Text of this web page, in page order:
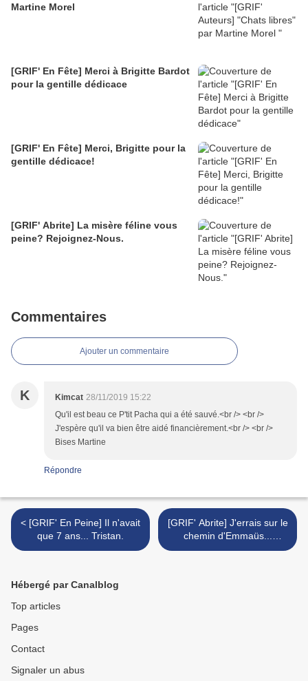
Martine Morel
[GRIF' En Fête] Merci à Brigitte Bardot
pour la gentille dédicace
[GRIF' En Fête] Merci, Brigitte pour la
gentille dédicace!
[GRIF' Abrite] La misère féline vous
peine? Rejoignez-Nous.
Commentaires
Ajouter un commentaire
K Kimcat 28/11/2019 15:22
Qu'il est beau ce P'tit Pacha qui a été sauvé.<br /> <br />
J'espère qu'il va bien être aidé financièrement.<br /> <br />
Bises Martine
Répondre
< [GRIF' En Peine] Il n'avait
que 7 ans... Tristan.
[GRIF' Abrite] J'errais sur le
chemin d'Emmaüs...
Papuche. >
Hébergé par Canalblog
Top articles
Pages
Contact
Signaler un abus